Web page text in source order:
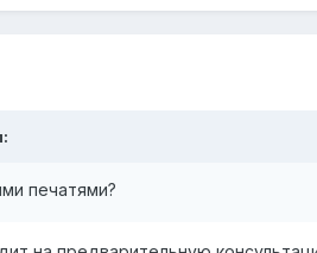
печатями?